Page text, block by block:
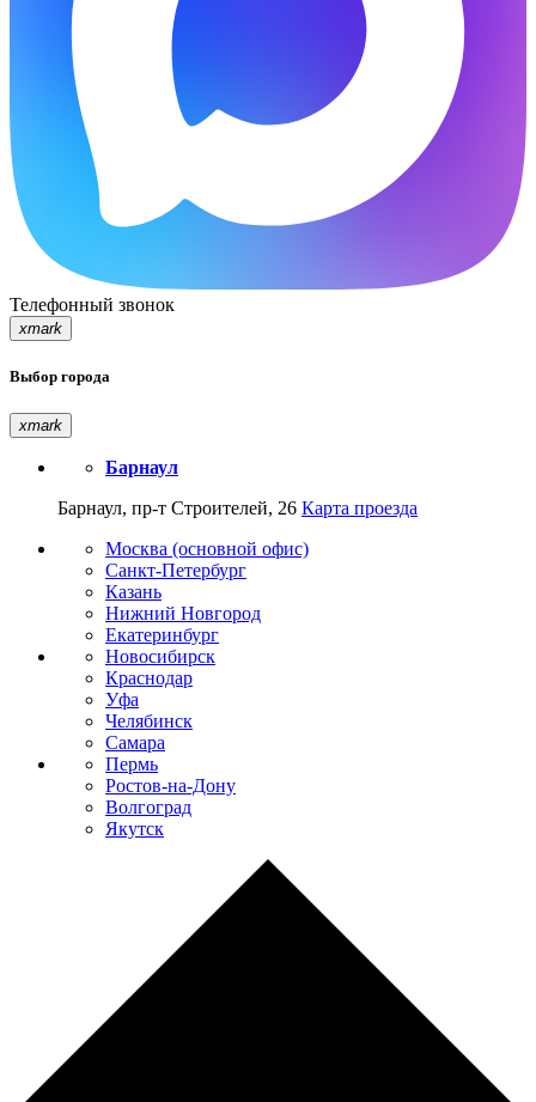
Телефонный звонок
xmark
Выбор города
xmark
Барнаул
Барнаул, пр-т Строителей, 26 Карта проезда
Москва (основной офис)
Санкт-Петербург
Казань
Нижний Новгород
Екатеринбург
Новосибирск
Краснодар
Уфа
Челябинск
Самара
Пермь
Ростов-на-Дону
Волгоград
Якутск